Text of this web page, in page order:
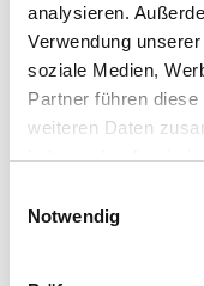
analysieren.
Verwendung
soziale Medien,
Partner führen
weiteren Daten
haben oder die sie
Cookies, wenn Sie
Notwendig
Versicherung